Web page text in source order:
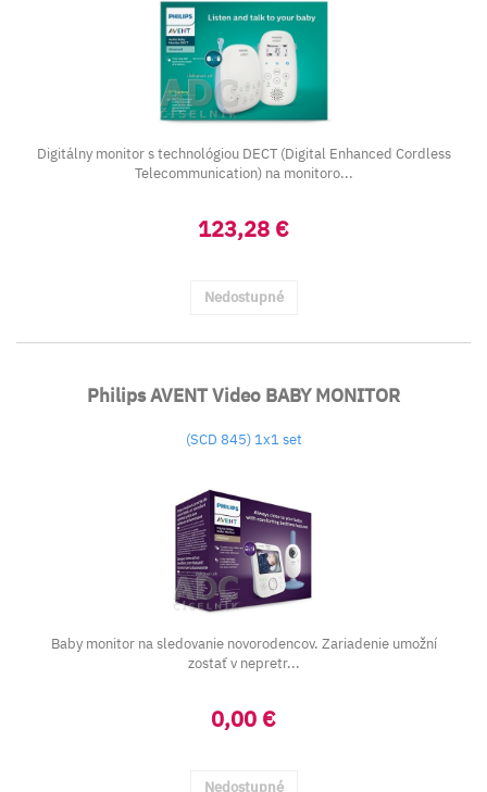
Digitálny monitor s technológiou DECT (Digital Enhanced Cordless
Telecommunication) na monitoro...
123,28 €
Nedostupné
Philips AVENT Video BABY MONITOR
(SCD 845) 1x1 set
Baby monitor na sledovanie novorodencov. Zariadenie umožní
zostať v nepretr...
0,00 €
Nedostupné